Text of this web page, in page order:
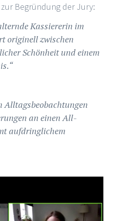
Begründung der Jury:
Kassiererin im
originell zwischen
Schönheit und einem
an einen All-
aufdringlichem